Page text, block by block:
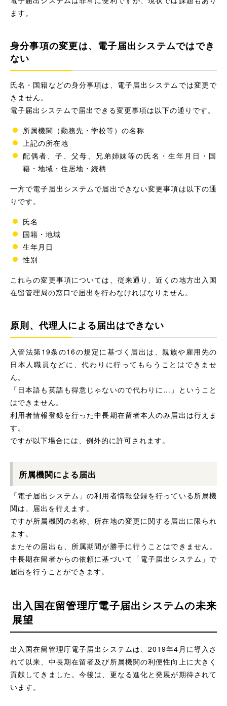
ます。
身分事項の変更は、電子届出システムではでき
ない
氏名・国籍などの身分事項は、電子届出システムでは変更で
きません。
電子届出システムで届出できる変更事項は以下の通りです。
所属機関（勤務先・学校等）の名称
上記の所在地
配偶者、子、父母、兄弟姉妹等の氏名・生年月日・国
籍・地域・住居地・続柄
一方で電子届出システムで届出できない変更事項は以下の通
りです。
氏名
国籍・地域
生年月日
性別
これらの変更事項については、従来通り、近くの地方出入国
在留管理局の窓口で届出を行わなければなりません。
原則、代理人による届出はできない
入管法第19条の16の規定に基づく届出は、親族や雇用先の
日本人職員などに、代わりに行ってもらうことはできませ
ん。
「日本語も英語も得意じゃないので代わりに…」ということ
はできません。
利用者情報登録を行った中長期在留者本人のみ届出は行えま
す。
ですが以下場合には、例外的に許可されます。
所属機関による届出
「電子届出システム」の利用者情報登録を行っている所属機
関は、届出を行えます。
ですが所属機関の名称、所在地の変更に関する届出に限られ
ます。
またその届出も、所属期間が勝手に行うことはできません。
中長期在留者からの依頼に基づいて「電子届出システム」で
届出を行うことができます。
出入国在留管理庁電子届出システムの未来
展望
出入国在留管理庁電子届出システムは、2019年4月に導入さ
れて以来、中長期在留者及び所属機関の利便性向上に大きく
貢献してきました。今後は、更なる進化と発展が期待されて
います。